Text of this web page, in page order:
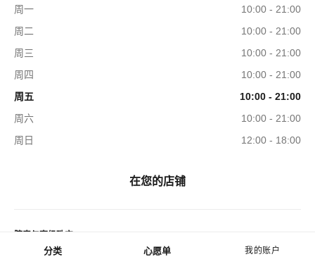
菜单 - 主导航
分类 心愿单 我的账户
周一
10:00 - 21:00
周二
10:00 - 21:00
周三
10:00 - 21:00
周四
10:00 - 21:00
周五
10:00 - 21:00
周六
10:00 - 21:00
周日
12:00 - 18:00
在您的店铺